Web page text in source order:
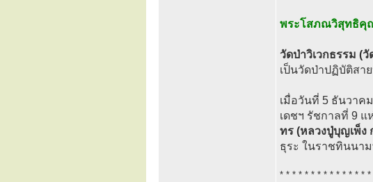
พระโสภณวิสุทธิคุณ
วัดป่าวิเวกธรรม (วั
เป็นวัดป่าปฏิบัติสา
เมื่อวันที่ 5 ธันวาค
เดชฯ รัชกาลที่ 9
ทร (หลวงปู่บุญเพ็ง
ธุระ ในราชทินนา
* * * * * * * * * * * * * *